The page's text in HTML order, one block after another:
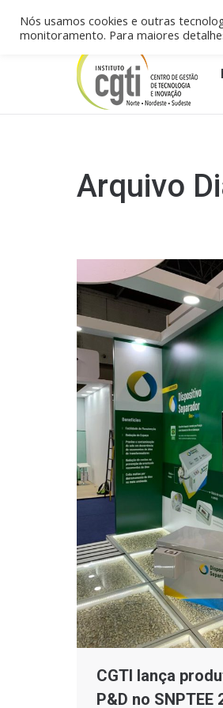
Arquivo
CGTI lança
P&D no SNPTEE
Nós usamos cookies e outras
monitoramento. Para maiores